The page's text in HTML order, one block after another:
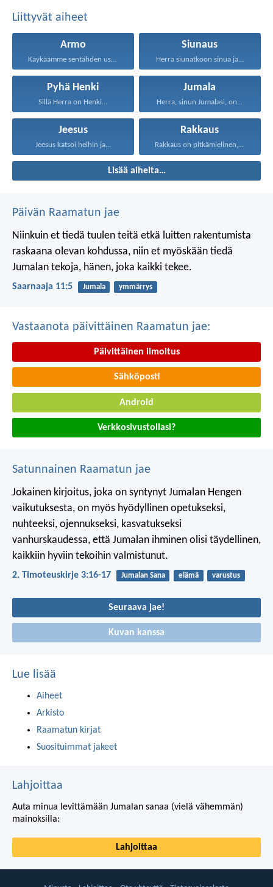
Liittyvät aiheet
Armo
Käykäämme sentähden uskalluksella armon...
Siunaus
Herra siunatkoon sinua ja...
Pyhä Henki
Sillä Herra on Henki...
Jumala
Herra, sinun Jumalasi, on...
Jeesus
Jeesus katsoi heihin ja...
Rakkaus
Rakkaus on pitkämielinen, rakkaus...
Lisää aiheita…
Päivän Raamatun jae
Niinkuin et tiedä tuulen teitä etkä luitten rakentumista
raskaana olevan kohdussa, niin et myöskään tiedä
Jumalan tekoja, hänen, joka kaikki tekee.
Saarnaaja 11:5 Jumala ymmärrys
Vastaanota päivittäinen Raamatun jae:
Päivittäinen ilmoitus
Sähköposti
Android
Verkkosivustollasi?
Satunnainen Raamatun jae
Jokainen kirjoitus, joka on syntynyt Jumalan Hengen
vaikutuksesta, on myös hyödyllinen opetukseksi,
nuhteeksi, ojennukseksi, kasvatukseksi
vanhurskaudessa, että Jumalan ihminen olisi täydellinen,
kaikkiin hyviin tekoihin valmistunut.
2. Timoteuskirje 3:16-17 Jumalan Sana elämä varustus
Seuraava jae!
Kuvan kanssa
Lue lisää
Aiheet
Arkisto
Raamatun kirjat
Suosituimmat jakeet
Lahjoittaa
Auta minua levittämään Jumalan sanaa (vielä vähemmän)
mainoksilla:
Lahjoittaa